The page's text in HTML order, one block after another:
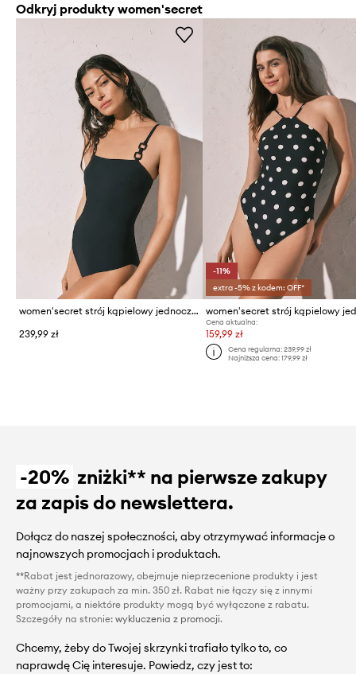
Odkryj produkty women'secret
women'secret strój kąpielowy jednoczęściowy damski
239,99 zł
-11%
extra -5% z kodem: OFF*
Cena aktualna:
159,99 zł
Cena regularna: 239,99 zł
Najniższa cena: 179,99 zł
-20% zniżki** na pierwsze zakupy
za zapis do newslettera.
Dołącz do naszej społeczności, aby otrzymywać informacje o
najnowszych promocjach i produktach.
**Rabat jest jednorazowy, obejmuje nieprzecenione produkty i jest
ważny przy zakupach za min. 350 zł. Rabat nie łączy się z innymi
promocjami, a niektóre produkty mogą być wyłączone z rabatu.
Szczegóły na stronie: wykluczenia z promocji.
Chcemy, żeby do Twojej skrzynki trafiało tylko to, co
naprawdę Cię interesuje. Powiedz, czy jest to: